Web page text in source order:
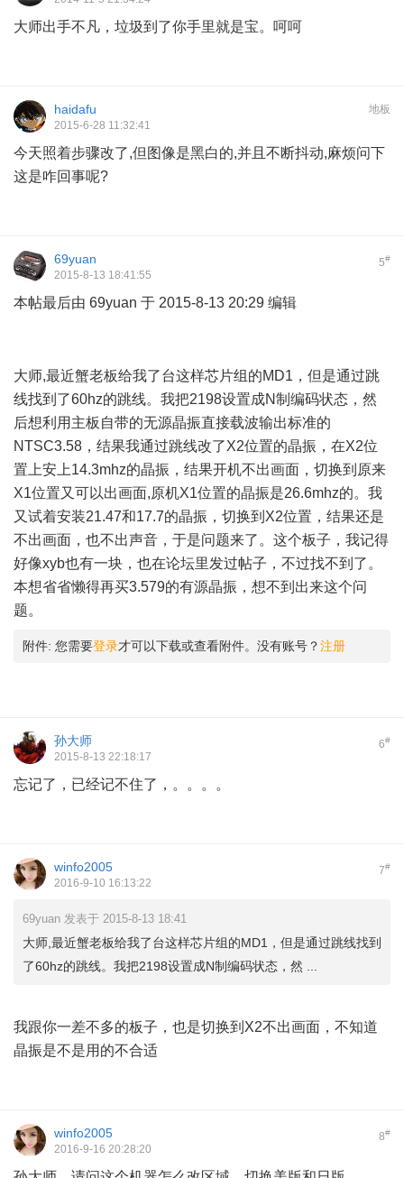
大师出手不凡，垃圾到了你手里就是宝。呵呵
地板
haidafu
2015-6-28 11:32:41
今天照着步骤改了,但图像是黑白的,并且不断抖动,麻烦问下
这是咋回事呢?
5#
69yuan
2015-8-13 18:41:55
本帖最后由 69yuan 于 2015-8-13 20:29 编辑
大师,最近蟹老板给我了台这样芯片组的MD1，但是通过跳
线找到了60hz的跳线。我把2198设置成N制编码状态，然
后想利用主板自带的无源晶振直接载波输出标准的
NTSC3.58，结果我通过跳线改了X2位置的晶振，在X2位
置上安上14.3mhz的晶振，结果开机不出画面，切换到原来
X1位置又可以出画面,原机X1位置的晶振是26.6mhz的。我
又试着安装21.47和17.7的晶振，切换到X2位置，结果还是
不出画面，也不出声音，于是问题来了。这个板子，我记得
好像xyb也有一块，也在论坛里发过帖子，不过找不到了。
本想省省懒得再买3.579的有源晶振，想不到出来这个问
题。
附件: 您需要登录才可以下载或查看附件。没有账号？注册
6#
孙大师
2015-8-13 22:18:17
忘记了，已经记不住了，。。。。
7#
winfo2005
2016-9-10 16:13:22
69yuan 发表于 2015-8-13 18:41
大师,最近蟹老板给我了台这样芯片组的MD1，但是通过跳线找到
了60hz的跳线。我把2198设置成N制编码状态，然 ...
我跟你一差不多的板子，也是切换到X2不出画面，不知道
晶振是不是用的不合适
8#
winfo2005
2016-9-16 20:28:20